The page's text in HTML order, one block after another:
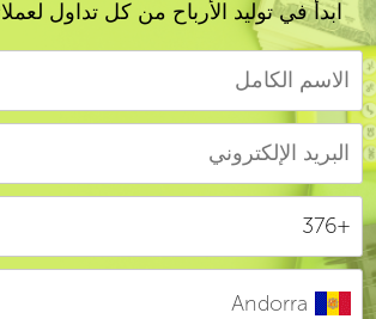
ابدأ في توليد الأرباح من كل تداول
Andorra